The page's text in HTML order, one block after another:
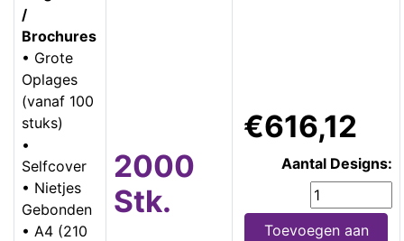
/
Brochures
• Grote
Oplages
(vanaf 100
stuks)
•
Selfcover
• Nietjes
Gebonden
• A4 (210
2000
Stk.
€616,12
Aantal Designs:
Toevoegen aan